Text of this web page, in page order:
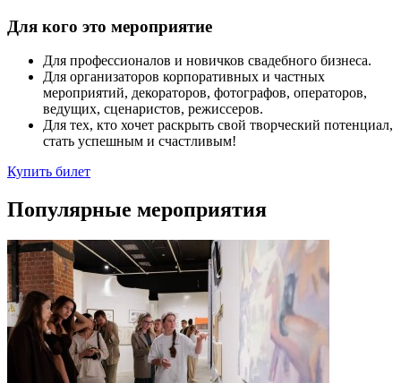
Для кого это мероприятие
Для профессионалов и новичков свадебного бизнеса.
Для организаторов корпоративных и частных
мероприятий, декораторов, фотографов, операторов,
ведущих, сценаристов, режиссеров.
Для тех, кто хочет раскрыть свой творческий потенциал,
стать успешным и счастливым!
Купить билет
Популярные мероприятия